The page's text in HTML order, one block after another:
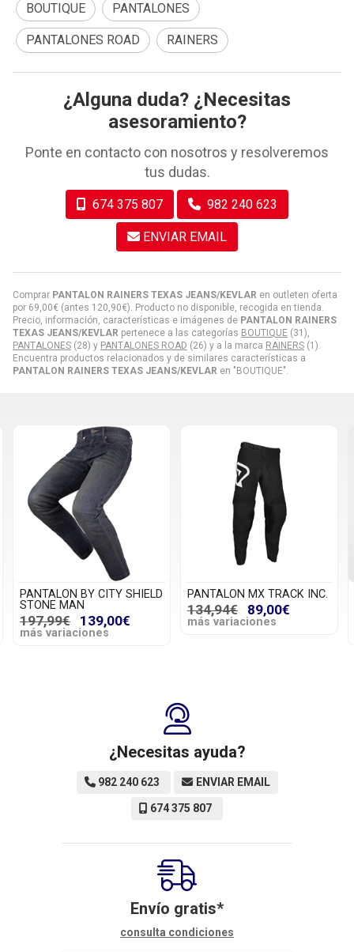
Comprar PANTALON RAINERS TEXAS JEANS/KEVLAR en outleten oferta
por 69,00€ (antes 120,90€). Producto no disponible, recogida en tienda.
Precio, información, características e imágenes de PANTALON RAINERS
TEXAS JEANS/KEVLAR pertenece a las categorías BOUTIQUE (31),
PANTALONES (28) y PANTALONES ROAD (26) y a la marca RAINERS (1).
Encuentra productos relacionados y de similares características a
PANTALON RAINERS TEXAS JEANS/KEVLAR en "BOUTIQUE".
BOUTIQUE PANTALONES
PANTALONES ROAD RAINERS
¿Alguna duda? ¿Necesitas
asesoramiento?
Ponte en contacto con nosotros y resolveremos
tus dudas.
674 375 807 982 240 623
ENVIAR EMAIL
PANTALON BY CITY SHIELD
STONE MAN
197,99€ 139,00€
más variaciones
PANTALON MX TRACK INC.
134,94€ 89,00€
más variaciones
¿Necesitas ayuda?
982 240 623 ENVIAR EMAIL
674 375 807
Envío gratis*
consulta condiciones